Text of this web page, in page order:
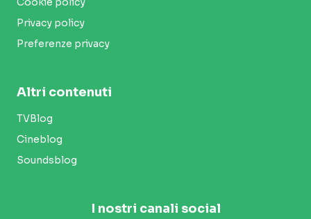
Privacy policy
Preferenze privacy
Altri contenuti
TVBlog
Cineblog
Soundsblog
I nostri canali social